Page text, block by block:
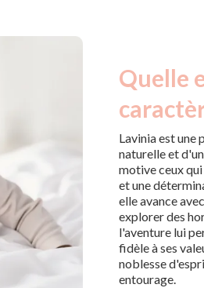
Quelle
Lavinia est une
naturelle et
motive ceux
et une
elle avance
explorer des
l'aventure lui
fidèle à ses
noblesse
entourage.